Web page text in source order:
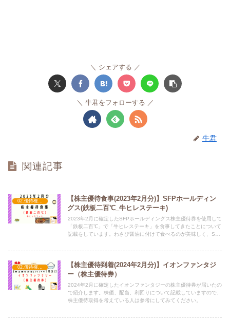
シェアする
牛君をフォローする
牛君
関連記事
【株主優待食事(2023年2月分)】SFPホールディン
グス(鉄板二百℃_牛ヒレステーキ)
2023年2月に確定したSFPホールディングス株主優待券を使用して
「鉄板二百℃」で「牛ヒレステーキ」を食事してきたことについて
記載をしています。わさび醤油に付けて食べるのが美味しく、SFP
【株主優待到着(2024年2月分)】イオンファンタジ
ー（株主優待券）
2024年2月に確定したイオンファンタジーの株主優待券が届いたの
で紹介します。株価、配当、利回りについて記載していますので、
株主優待取得を考えている人は参考にしてみてください。